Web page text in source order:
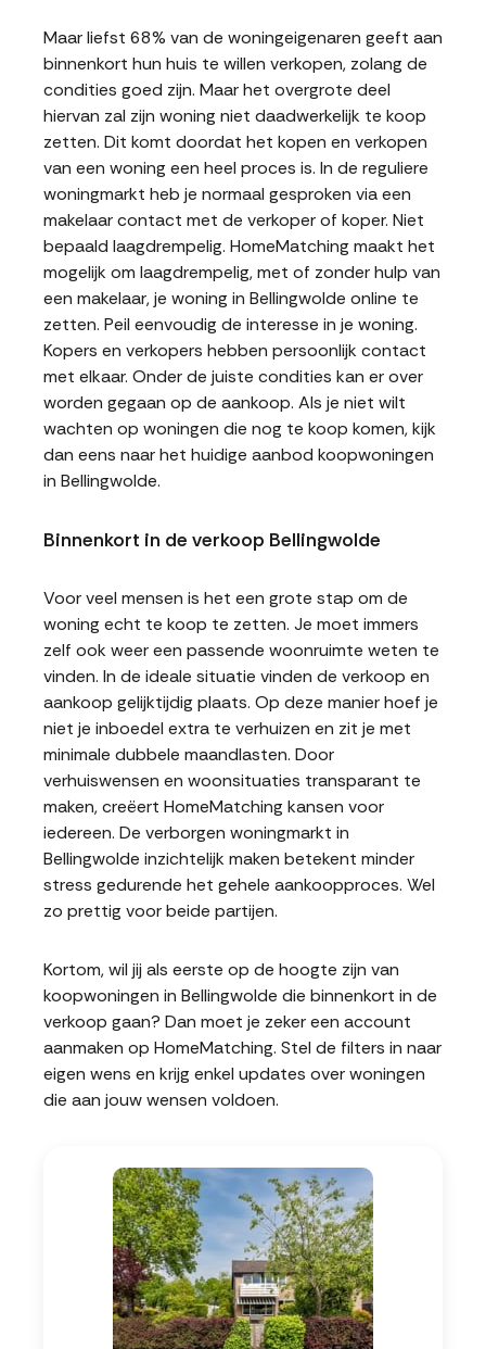
Maar liefst 68% van de woningeigenaren geeft aan
binnenkort hun huis te willen verkopen, zolang de
condities goed zijn. Maar het overgrote deel
hiervan zal zijn woning niet daadwerkelijk te koop
zetten. Dit komt doordat het kopen en verkopen
van een woning een heel proces is. In de reguliere
woningmarkt heb je normaal gesproken via een
makelaar contact met de verkoper of koper. Niet
bepaald laagdrempelig. HomeMatching maakt het
mogelijk om laagdrempelig, met of zonder hulp van
een makelaar, je woning in Bellingwolde online te
zetten. Peil eenvoudig de interesse in je woning.
Kopers en verkopers hebben persoonlijk contact
met elkaar. Onder de juiste condities kan er over
worden gegaan op de aankoop. Als je niet wilt
wachten op woningen die nog te koop komen, kijk
dan eens naar het huidige aanbod koopwoningen
in Bellingwolde.
Binnenkort in de verkoop Bellingwolde
Voor veel mensen is het een grote stap om de
woning echt te koop te zetten. Je moet immers
zelf ook weer een passende woonruimte weten te
vinden. In de ideale situatie vinden de verkoop en
aankoop gelijktijdig plaats. Op deze manier hoef je
niet je inboedel extra te verhuizen en zit je met
minimale dubbele maandlasten. Door
verhuiswensen en woonsituaties transparant te
maken, creëert HomeMatching kansen voor
iedereen. De verborgen woningmarkt in
Bellingwolde inzichtelijk maken betekent minder
stress gedurende het gehele aankoopproces. Wel
zo prettig voor beide partijen.
Kortom, wil jij als eerste op de hoogte zijn van
koopwoningen in Bellingwolde die binnenkort in de
verkoop gaan? Dan moet je zeker een account
aanmaken op HomeMatching. Stel de filters in naar
eigen wens en krijg enkel updates over woningen
die aan jouw wensen voldoen.